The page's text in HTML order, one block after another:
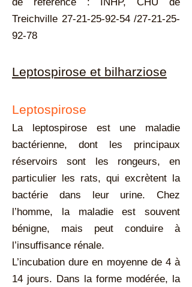
Treichville 27-21-25-92-54/27-21-25-
92-78
Leptospirose et bilharziose
Leptospirose
La leptospirose est une maladie
bactérienne, dont les principaux
réservoirs sont les rongeurs, en
particulier les rats, qui excrètent la
bactérie dans leur urine. Chez
l’homme, la maladie est souvent
bénigne, mais peut conduire à
l’insuffisance rénale.
L’incubation dure en moyenne de 4 à
14 jours. Dans la forme modérée, la